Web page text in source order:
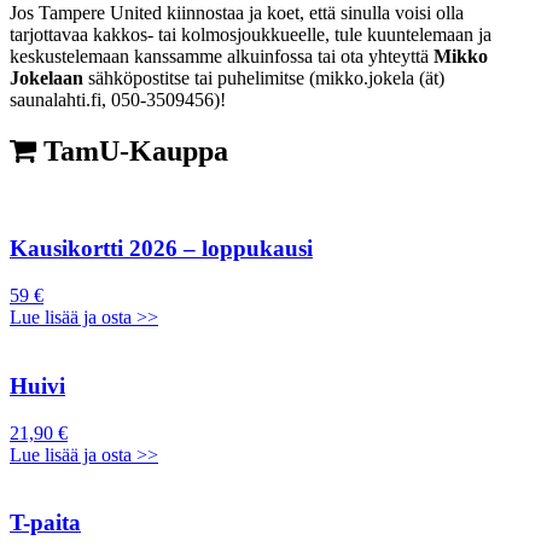
Jos Tampere United kiinnostaa ja koet, että sinulla voisi olla
tarjottavaa kakkos- tai kolmosjoukkueelle, tule kuuntelemaan ja
keskustelemaan kanssamme alkuinfossa tai ota yhteyttä Mikko
Jokelaan sähköpostitse tai puhelimitse (mikko.jokela (ät)
saunalahti.fi, 050-3509456)!
TamU-Kauppa
Kausikortti 2026 – loppukausi
59 €
Lue lisää ja osta >>
Huivi
21,90 €
Lue lisää ja osta >>
T-paita